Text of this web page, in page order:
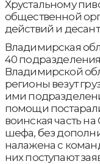
Хрустальному
общественной
действий и
Владимирская
40
Владимирской
регионы везут
ими
помощи
воинская часть
шефа, без
налажена с
них поступают